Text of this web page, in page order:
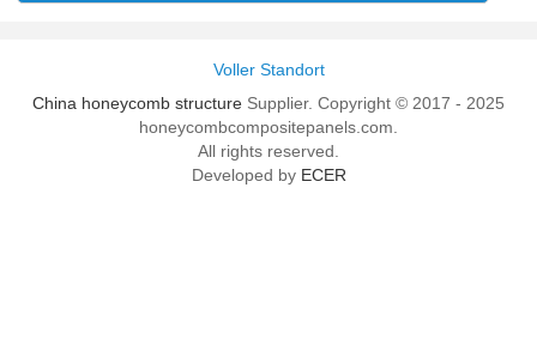
Voller Standort
China honeycomb structure Supplier. Copyright © 2017 - 2025
honeycombcompositepanels.com.
All rights reserved.
Developed by ECER